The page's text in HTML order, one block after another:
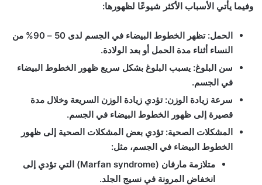
وفيما يأتي الأسباب الأكثر شيوعًا لظهورها:
الحمل:
تظهر الخطوط البيضاء في الجسم لدى 50 – 90% من
النساء أثناء مدة الحمل أو بعد الولادة.
سن البلوغ: يسبب البلوغ بشكل سريع ظهور الخطوط البيضاء
في الجسم.
سرعة زيادة الوزن:تؤدي زيادة الوزن السريعة وخلال مدة
قصيرة إلى ظهور الخطوط البيضاء في الجسم.
المشكلات الصحية:تؤدي بعض المشكلات الصحية إلى ظهور
الخطوط البيضاء في الجسم، مثل:
متلازمة مارفان (Marfan syndrome) التي تؤدي إلى
انخفاض المرونة في نسيج الجلد.